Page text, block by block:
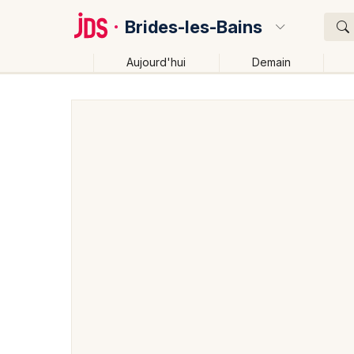
Brides-les-Bains
Aujourd'hui Demain